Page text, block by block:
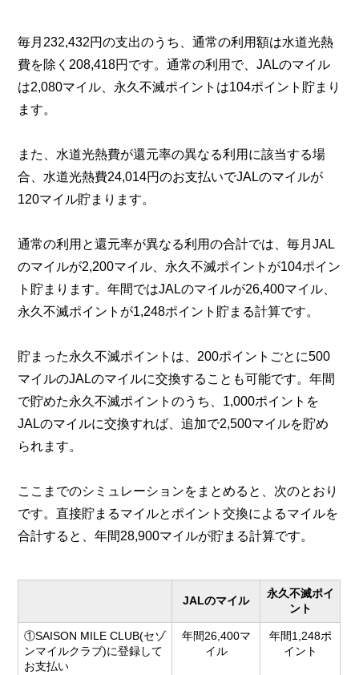
毎月232,432円の支出のうち、通常の利用額は水道光熱
費を除く208,418円です。通常の利用で、JALのマイル
は2,080マイル、永久不滅ポイントは104ポイント貯まり
ます。
また、水道光熱費が還元率の異なる利用に該当する場
合、水道光熱費24,014円のお支払いでJALのマイルが
120マイル貯まります。
通常の利用と還元率が異なる利用の合計では、毎月JAL
のマイルが2,200マイル、永久不滅ポイントが104ポイン
ト貯まります。年間ではJALのマイルが26,400マイル、
永久不滅ポイントが1,248ポイント貯まる計算です。
貯まった永久不滅ポイントは、200ポイントごとに500
マイルのJALのマイルに交換することも可能です。年間
で貯めた永久不滅ポイントのうち、1,000ポイントを
JALのマイルに交換すれば、追加で2,500マイルを貯め
られます。
ここまでのシミュレーションをまとめると、次のとおり
です。直接貯まるマイルとポイント交換によるマイルを
合計すると、年間28,900マイルが貯まる計算です。
JALのマイル
永久不滅ポイ
ント
①SAISON MILE CLUB(セゾ
ンマイルクラブ)に登録して
お支払い
年間26,400マ
イル
年間1,248ポ
イント